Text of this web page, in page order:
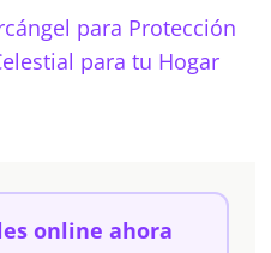
para Protección
para tu Hogar
online ahora